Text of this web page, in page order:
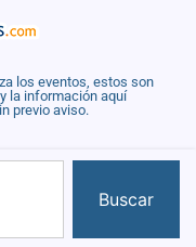
los eventos, estos son
la información aquí
previo aviso.
Buscar